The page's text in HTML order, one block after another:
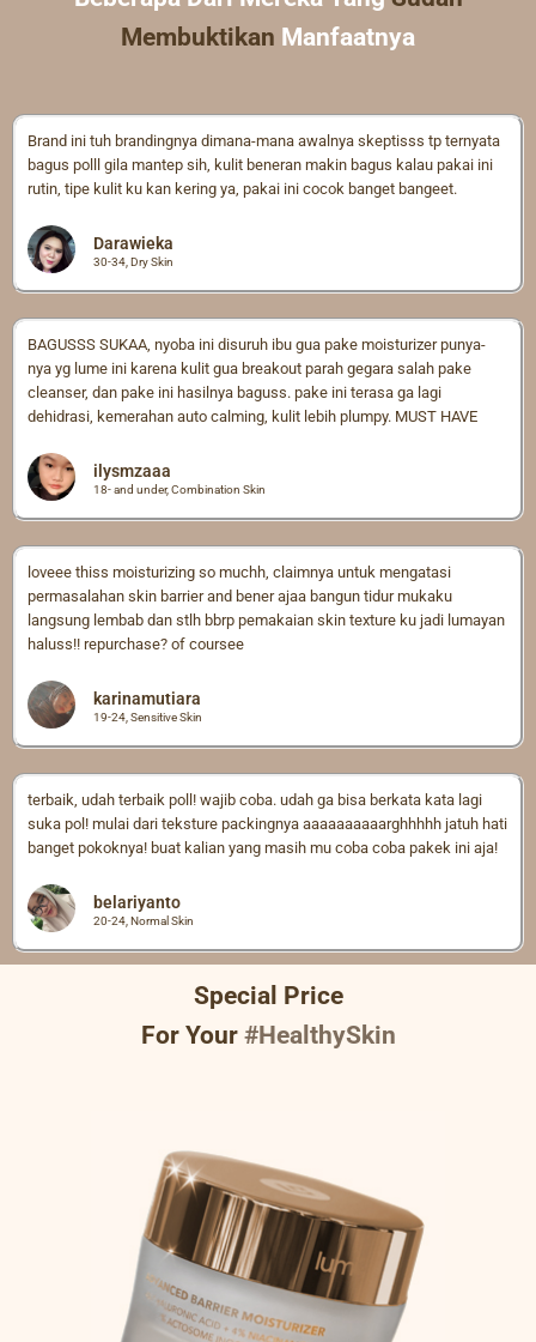
Membuktikan Manfaatnya
Brand ini tuh brandingnya dimana-mana awalnya skeptisss tp ternyata
bagus polll gila mantep sih, kulit beneran makin bagus kalau pakai ini
rutin, tipe kulit ku kan kering ya, pakai ini cocok banget bangeet.
Darawieka
30-34, Dry Skin
BAGUSSS SUKAA, nyoba ini disuruh ibu gua pake moisturizer punya-
nya yg lume ini karena kulit gua breakout parah gegara salah pake
cleanser, dan pake ini hasilnya baguss. pake ini terasa ga lagi
dehidrasi, kemerahan auto calming, kulit lebih plumpy. MUST HAVE
ilysmzaaa
18- and under, Combination Skin
loveee thiss moisturizing so muchh, claimnya untuk mengatasi
permasalahan skin barrier and bener ajaa bangun tidur mukaku
langsung lembab dan stlh bbrp pemakaian skin texture ku jadi lumayan
haluss!! repurchase? of coursee
karinamutiara
19-24, Sensitive Skin
terbaik, udah terbaik poll! wajib coba. udah ga bisa berkata kata lagi
suka pol! mulai dari teksture packingnya aaaaaaaaaarghhhhh jatuh hati
banget pokoknya! buat kalian yang masih mu coba coba pakek ini aja!
belariyanto
20-24, Normal Skin
Special Price
For Your #HealthySkin